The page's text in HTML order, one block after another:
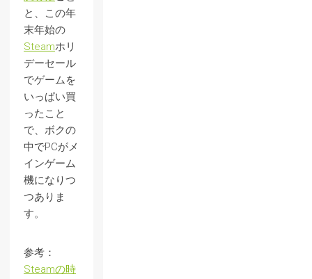
と、この年
末年始の
Steamホリ
デーセール
でゲームを
いっぱい買
ったこと
で、ボクの
中でPCがメ
インゲーム
機になりつ
つありま
す。
参考：
Steamの時